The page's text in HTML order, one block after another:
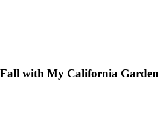
with My California Garden